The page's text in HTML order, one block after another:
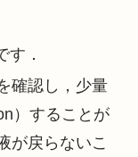
す．
確認し，少量
）することが
が戻らないこ